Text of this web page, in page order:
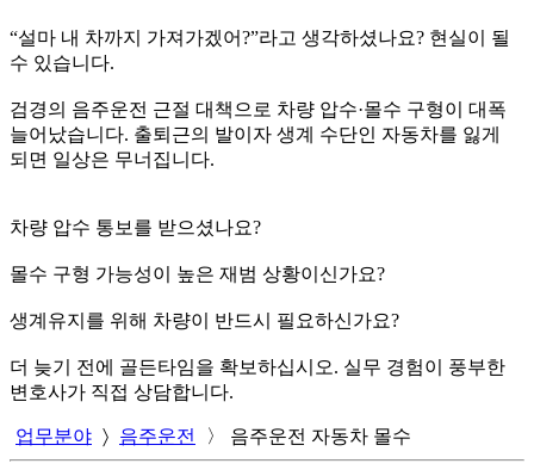
“설마 내 차까지 가져가겠어?”라고 생각하셨나요? 현실이 될
수 있습니다.
검경의 음주운전 근절 대책으로 차량 압수·몰수 구형이 대폭
늘어났습니다. 출퇴근의 발이자 생계 수단인 자동차를 잃게
되면 일상은 무너집니다.
차량 압수 통보를 받으셨나요?
몰수 구형 가능성이 높은 재범 상황이신가요?
생계유지를 위해 차량이 반드시 필요하신가요?
더 늦기 전에 골든타임을 확보하십시오. 실무 경험이 풍부한
변호사가 직접 상담합니다.
업무분야 〉 음주운전 〉 음주운전 자동차 몰수